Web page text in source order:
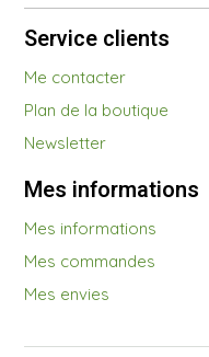
Service clients
Me contacter
Plan de la boutique
Newsletter
Mes informations
Mes informations
Mes commandes
Mes envies